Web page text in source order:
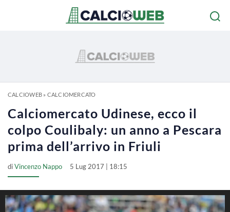
CALCIOWEB» CALCIOMERCATO
Calciomercato Udinese, ecco il
colpo Coulibaly: un anno a Pescara
prima dell’arrivo in Friuli
diVincenzo Nappo 5 Lug 2017 | 18:15